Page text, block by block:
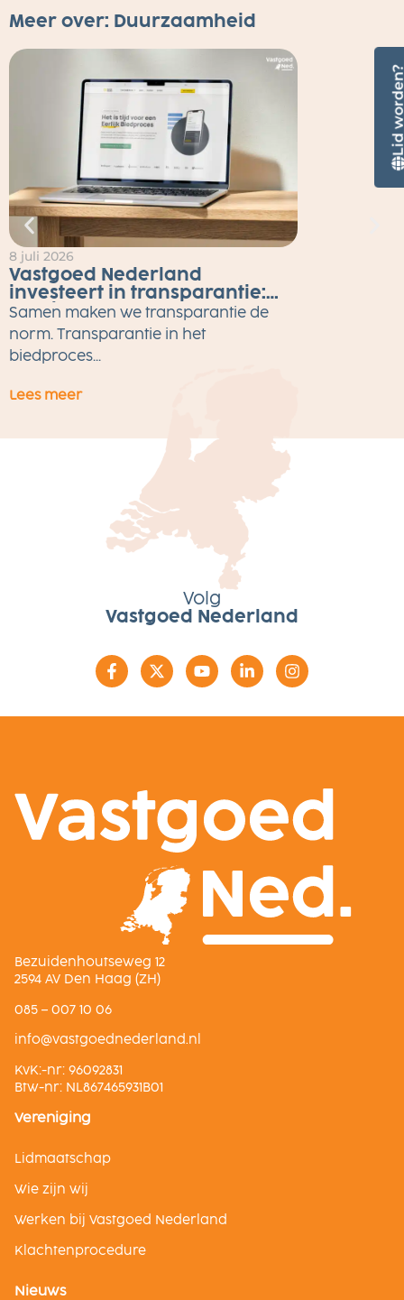
Meer over: Duurzaamheid
8 juli 2026
Vastgoed Nederland
investeert in transparantie:
Eerlijk Bieden tot eind 2026
gratis voor alle makelaars
Samen maken we transparantie de
norm. Transparantie in het
biedproces...
Lees meer
Volg
Vastgoed Nederland
Bezuidenhoutseweg 12
2594 AV Den Haag (ZH)
085 – 007 10 06
ln.dnalredendeogtsav@ofni
KvK:-nr: 96092831
Btw-nr: NL867465931B01
Vereniging
Lidmaatschap
Wie zijn wij
Werken bij Vastgoed Nederland
Klachtenprocedure
Nieuws
Lid